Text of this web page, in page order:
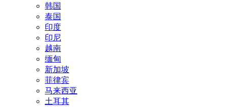
韩国
泰国
印度
印尼
越南
缅甸
新加坡
菲律宾
马来西亚
土耳其